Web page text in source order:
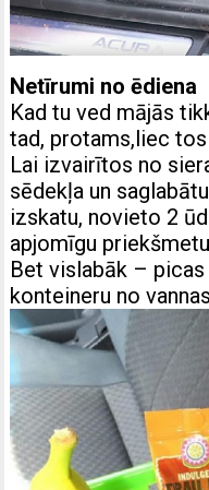
Netīrumi no ēdiena
Kad tu ved mājās
tad, protams,liec
Lai izvairītos no
sēdekļa un
izskatu, novieto 2
apjomīgu
Bet vislabāk –
konteineru no